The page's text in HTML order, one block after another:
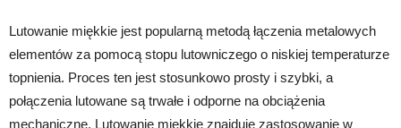
Lutowanie miękkie jest popularną metodą łączenia metalowych
elementów za pomocą stopu lutowniczego o niskiej temperaturze
topnienia. Proces ten jest stosunkowo prosty i szybki, a
połączenia lutowane są trwałe i odporne na obciążenia
mechaniczne. Lutowanie miękkie znajduje zastosowanie w